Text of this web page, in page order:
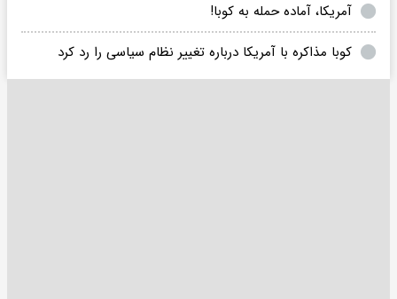
آمریکا، آماده حمله به کوبا!
کوبا مذاکره با آمریکا درباره تغییر نظام سیاسی را رد کرد